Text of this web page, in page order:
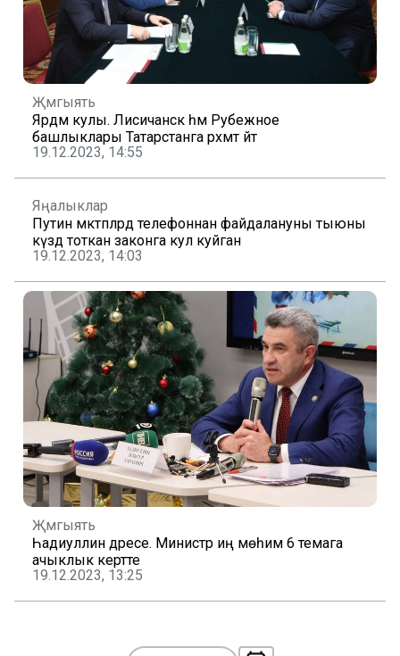
Җәмгыять
Ярдәм кулы. Лисичанск һәм Рубежное
башлыклары Татарстанга рәхмәт әйтә
19.12.2023, 14:55
Яңалыклар
Путин мәктәпләрдә телефоннан файдалануны тыюны
күздә тоткан законга кул куйган
19.12.2023, 14:03
Җәмгыять
Һадиуллин дәресе. Министр иң мөһим 6 темага
ачыклык кертте
19.12.2023, 13:25